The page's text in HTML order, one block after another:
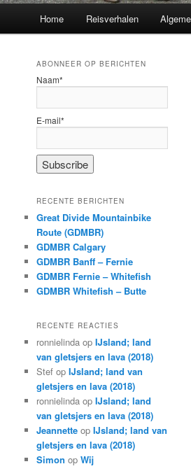
Home Reisverhalen
ABONNEER OP BERICHTEN
Naam*
E-mail*
RECENTE BERICHTEN
Great Divide Mountainbike
Route (GDMBR)
GDMBR Calgary
GDMBR Banff – Fernie
GDMBR Fernie – Whitefish
GDMBR Whitefish – Butte
RECENTE REACTIES
ronnielinda op IJsland; land
van gletsjers en lava (2018)
Stef op IJsland; land van
gletsjers en lava (2018)
ronnielinda op IJsland; land
van gletsjers en lava (2018)
Jeannette op IJsland; land van
gletsjers en lava (2018)
Simon op Wij